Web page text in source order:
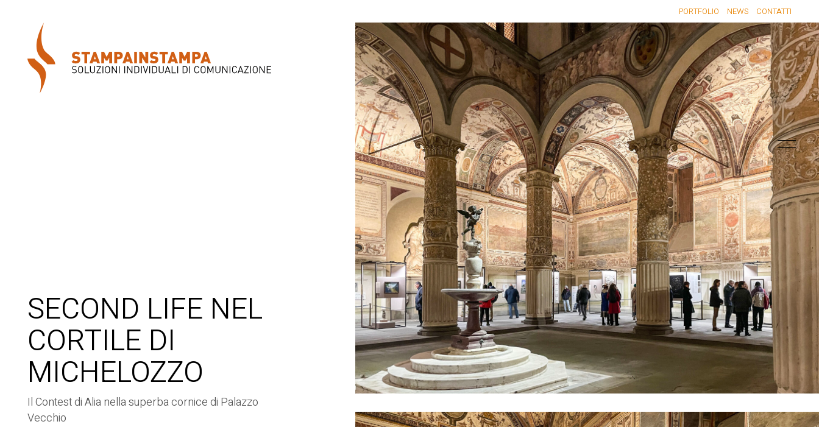
PORTFOLIO NEWS CONTATTI
SECOND LIFE NEL
CORTILE DI
MICHELOZZO
Il Contest di Alia nella superba cornice di Palazzo
Vecchio